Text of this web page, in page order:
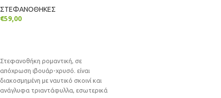
ΣΤΕΦΑΝΟΘΗΚΕΣ
€59,00
Στεφανοθήκη ρομαντική, σε
απόχρωση ιβουάρ-χρυσό. είναι
διακοσμημένη με ναυτικό σκοινί και
ανάγλυφα τριαντάφυλλα, εσωτερικά